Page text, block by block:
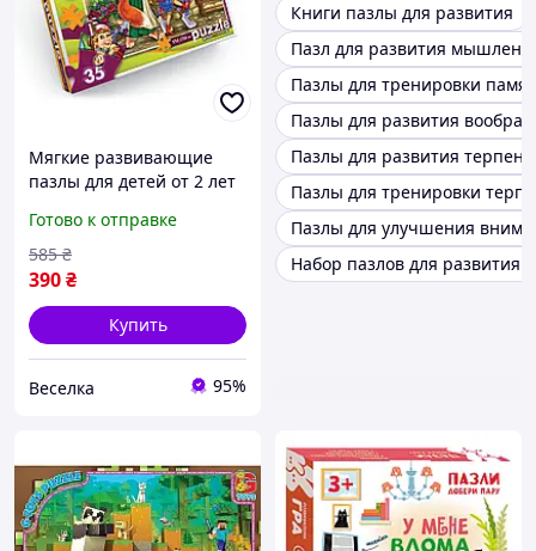
Мягкие развивающие
пазлы для детей от 2 лет
моторики и логического
мышления FLAME
Готово к отправке
390₴
585 ₴
Купить
Веселка 95%
Книги пазлы для развития
Пазл для развития
Пазлы для тренировки
Пазлы для развития
Пазлы для развития
Пазлы для тренировки
Пазлы для улучшения
Набор пазлов для развития